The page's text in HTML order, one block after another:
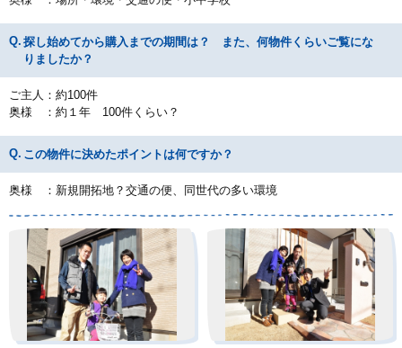
探し始めてから購入までの期間は？ また、何物件くらいご覧にな
りましたか？
ご主人：約100件
奥様 ：約１年 100件くらい？
この物件に決めたポイントは何ですか？
奥様 ：新規開拓地？交通の便、同世代の多い環境